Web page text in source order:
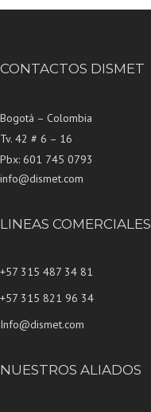
CONTACTOS DISMET
Bogotá – Colombia
Tv. 42 # 6 – 16
Pbx: 601 745 0793
info@dismet.com
LINEAS COMERCIALES
+57 315 487 34 81
+57 315 821 96 34
Info@dismet.com
NUESTROS ALIADOS